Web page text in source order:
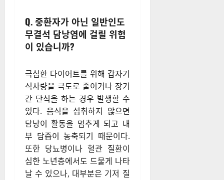
Q. 중환자가 아닌 일반인도
무결석 담낭염에 걸릴 위험
이 있습니까?
극심한 다이어트를 위해 갑자기
식사량을 극도로 줄이거나 장기
간 단식을 하는 경우 발생할 수
있다. 음식을 섭취하지 않으면
담낭이 활동을 멈추게 되고 내
부 담즙이 농축되기 때문이다.
또한 당뇨병이나 혈관 질환이
심한 노년층에서도 드물게 나타
날 수 있으나, 대부분은 기저 질